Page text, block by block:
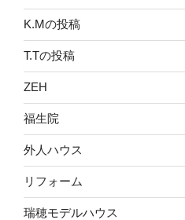
K.Mの投稿
T.Tの投稿
ZEH
福生院
外人ハウス
リフォーム
瑞穂モデルハウス